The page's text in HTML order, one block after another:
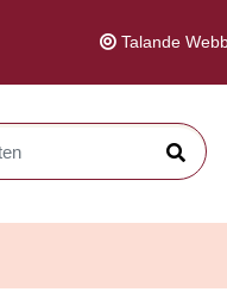
Talande
Sök